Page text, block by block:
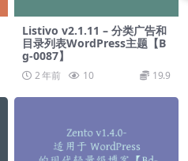
Listivo v2.1.11 – 分类广告和
目录列表WordPress主题【B
g-0087】
2 年前 10 19.9